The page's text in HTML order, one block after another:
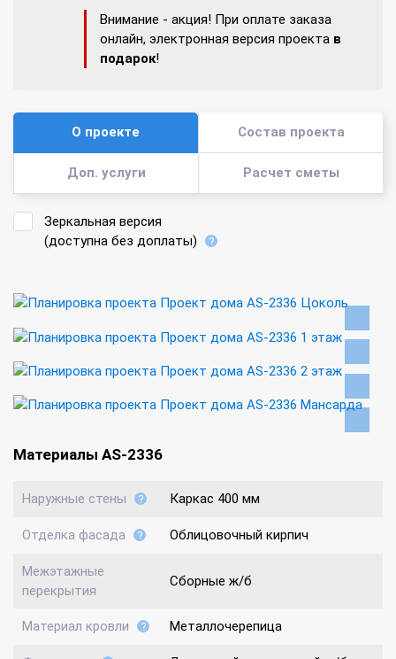
Внимание - акция! При оплате заказа
онлайн, электронная версия проекта в
подарок!
О проекте Состав проекта
Доп. услуги Расчет сметы
Зеркальная версия
(доступна без доплаты)
Материалы AS-2336
Наружные стены Каркас 400 мм
Отделка фасада Облицовочный кирпич
Межэтажные
перекрытия
Сборные ж/б
Материал кровли Металлочерепица